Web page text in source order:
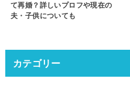
て再婚？詳しいプロフや現在の
夫・子供についても
カテゴリー